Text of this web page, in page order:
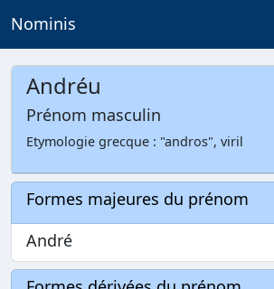
Nominis
Andréu
Prénom masculin
Etymologie grecque : "andros", viril
Formes majeures du prénom
André